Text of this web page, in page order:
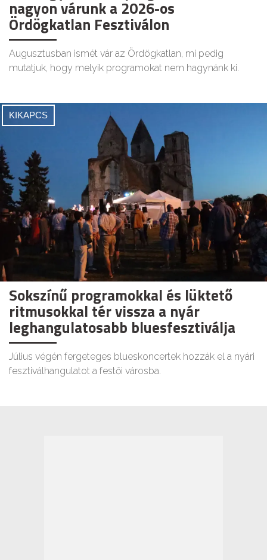
nagyon várunk a 2026-os
Ördögkatlan Fesztiválon
Augusztusban ismét vár az Ördögkatlan, mi pedig
mutatjuk, hogy melyik programokat nem hagynánk ki.
KIKAPCS
Sokszínű programokkal és lüktető
ritmusokkal tér vissza a nyár
leghangulatosabb bluesfesztiválja
Július végén fergeteges blueskoncertek hozzák el a nyári
fesztiválhangulatot a festői városba.